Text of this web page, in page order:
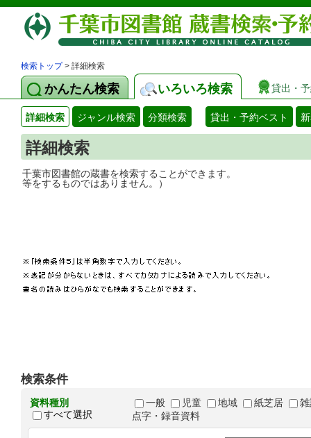
検索トップ> 詳細検索
かんたん検索 いろいろ検索 貸出・
詳細検索 ジャンル検索 分類検索 貸出・予約ベスト
詳細検索
千葉市図書館の蔵書を検索することがで
等をするものではありません。）
検索条件
資料種別
すべて選択
一般 児童 地域 紙芝居
点字・録音資料